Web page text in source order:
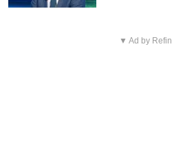
SMART
▼ Ad by